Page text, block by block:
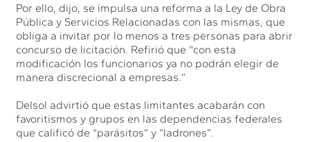
Por ello, dijo, se impulsa una reforma a la Ley de Obra
Pública y Servicios Relacionadas con las mismas, que
obliga a invitar por lo menos a tres personas para abrir
concurso de licitación. Refirió que “con esta
modificación los funcionarios ya no podrán elegir de
manera discrecional a empresas.”
Delsol advirtió que estas limitantes acabarán con
favoritismos y grupos en las dependencias federales
que calificó de “parásitos” y “ladrones”.